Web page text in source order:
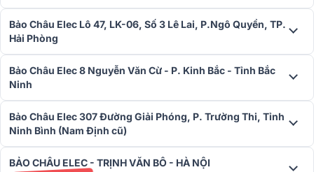
công suất cấu tạo 2 loa 2 đường tiếng, bao gồm củ loa bass đường
kính 40cm với cuộn dây âm chịu được nhiệt độ cao đường kính 5.1
cm cho âm trầm chắc khỏe.
Bảo Châu Elec Lô 47, LK-06, Số 3 Lê Lai, P.Ngô Quyền, TP.
Hải Phòng
Bảo Châu Elec 8 Nguyễn Văn Cừ - P. Kinh Bắc - Tỉnh Bắc
Ninh
Bảo Châu Elec 307 Đường Giải Phóng, P. Trường Thi, Tỉnh
Ninh Bình (Nam Định cũ)
BẢO CHÂU ELEC - TRỊNH VĂN BÔ - HÀ NỘI